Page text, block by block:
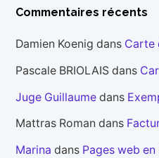
Commentaires récents
Damien Koenig dans Carte
Pascale BRIOLAIS dans
Juge Guillaume dans
Mattras Roman dans
Marina dans Pages web